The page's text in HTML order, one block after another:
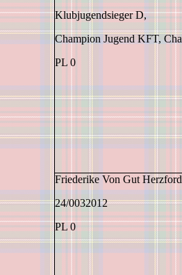
Klubjugendsieger D,
Champion Jugend KFT,
PL 0
Friederike Von Gut Herzford
24/0032012
PL 0